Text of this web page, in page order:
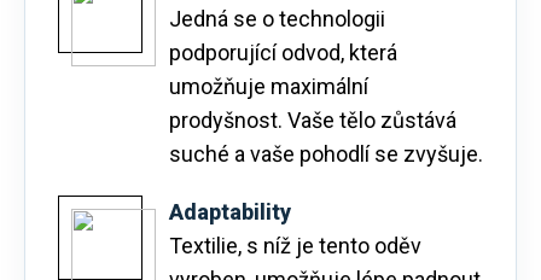
Jedná se o technologii
podporující odvod, která
umožňuje maximální
prodyšnost. Vaše tělo zůstává
suché a vaše pohodlí se zvyšuje.
Adaptability
Textilie, s níž je tento oděv